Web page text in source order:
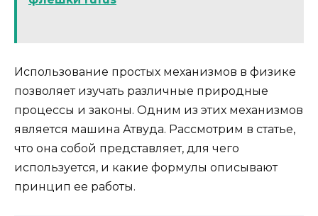
Использование простых механизмов в физике
позволяет изучать различные природные
процессы и законы. Одним из этих механизмов
является машина Атвуда. Рассмотрим в статье,
что она собой представляет, для чего
используется, и какие формулы описывают
принцип ее работы.